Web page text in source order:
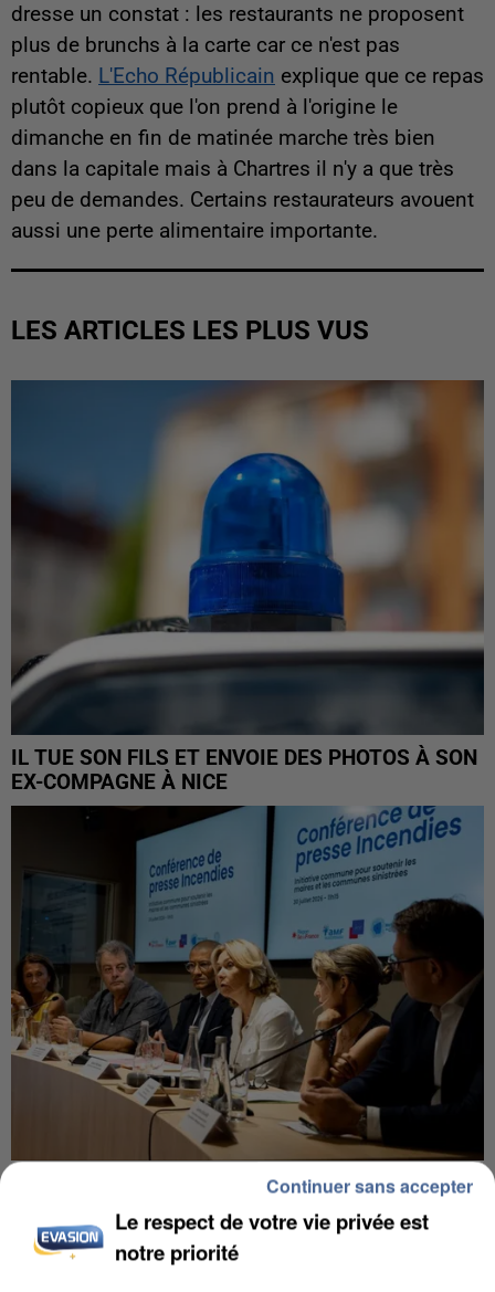
dresse un constat : les restaurants ne proposent
plus de brunchs à la carte car ce n'est pas
rentable. L'Echo Républicain explique que ce repas
plutôt copieux que l'on prend à l'origine le
dimanche en fin de matinée marche très bien
dans la capitale mais à Chartres il n'y a que très
peu de demandes. Certains restaurateurs avouent
aussi une perte alimentaire importante.
LES ARTICLES LES PLUS VUS
IL TUE SON FILS ET ENVOIE DES PHOTOS À SON
EX-COMPAGNE À NICE
INCENDIES : L’ÎLE-DE-FRANCE LANCE UN ÉLAN
DE SOLIDARITÉ AVEC LES...
Le respect de votre vie privée est
notre priorité
Continuer sans accepter